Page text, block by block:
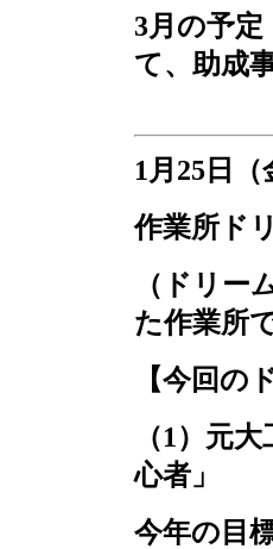
3月の予定
て、助成
1 月 25日（
作業所ド
（ドリー
た作業所
【今回の
（1）元
心者」
今年の目